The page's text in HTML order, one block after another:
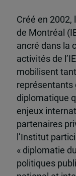
Créé en 2002,
de Montréal
ancré dans la
activités de
mobilisent
représentants
diplomatique
enjeux
partenaires
l’Institut
« diplomatie
politiques